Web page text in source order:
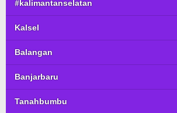
#kalimantanselatan
Kalsel
Balangan
Banjarbaru
Tanahbumbu